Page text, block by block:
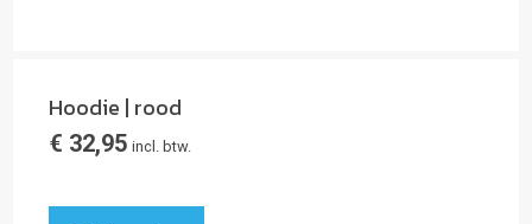
Hoodie | rood
€ 32,95 incl. btw.